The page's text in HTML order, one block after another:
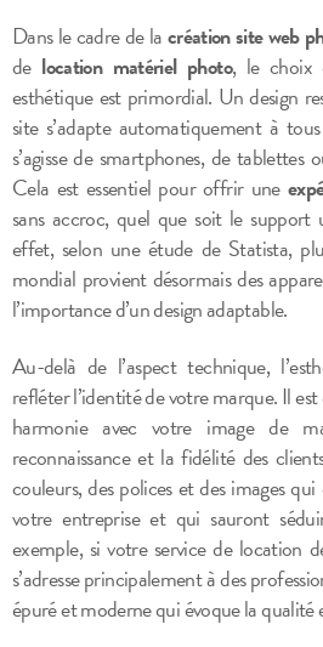
Dans le cadre de lacréation site web
de location matériel photo, le choix
esthétique est primordial. Un design
site s’adapte automatiquement à
s’agisse de smartphones, de tablettes
Cela est essentiel pour offrir une
sans accroc, quel que soit le support
effet, selon une étude de Statista,
mondial provient désormais des
l’importance d’un design adaptable.
Au-delà de l’aspect technique,
refléter l’identité de votre marque. Il
harmonie avec votre image de
reconnaissance et la fidélité des
couleurs, des polices et des images
votre entreprise et qui sauront
exemple, si votre service de location
s’adresse principalement à des
épuré et moderne qui évoque la qualité